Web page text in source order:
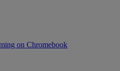
on Chromebook